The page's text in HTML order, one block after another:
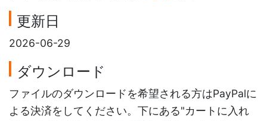
更新日
2026-06-29
ダウンロード
ファイルのダウンロードを希望される方はPayPalに
よる決済をしてください。下にある"カートに入れ